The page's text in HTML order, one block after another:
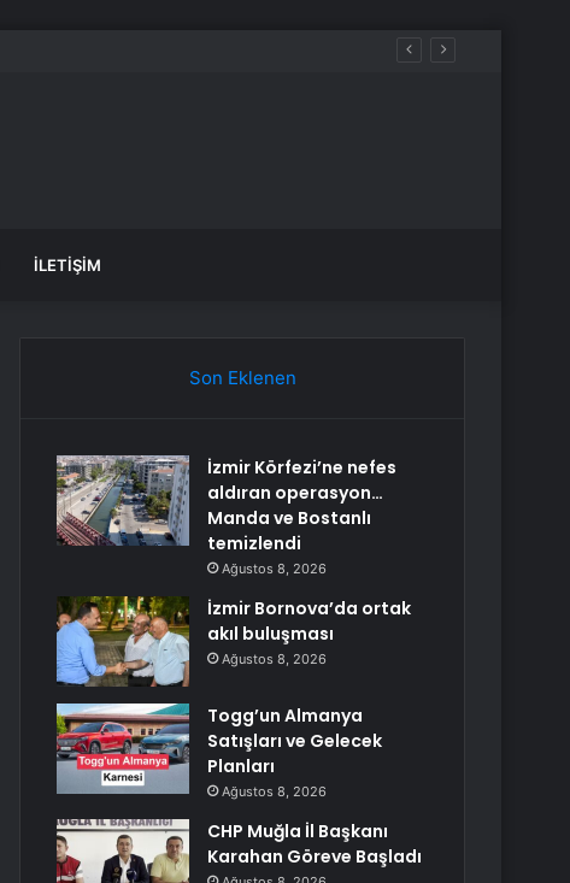
İLETIŞIM
Son Eklenen
İzmir Körfezi’ne nefes
aldıran operasyon…
Manda ve Bostanlı
temizlendi
Ağustos 8, 2026
İzmir Bornova’da ortak
akıl buluşması
Ağustos 8, 2026
Togg’un Almanya
Satışları ve Gelecek
Planları
Ağustos 8, 2026
CHP Muğla İl Başkanı
Karahan Göreve Başladı